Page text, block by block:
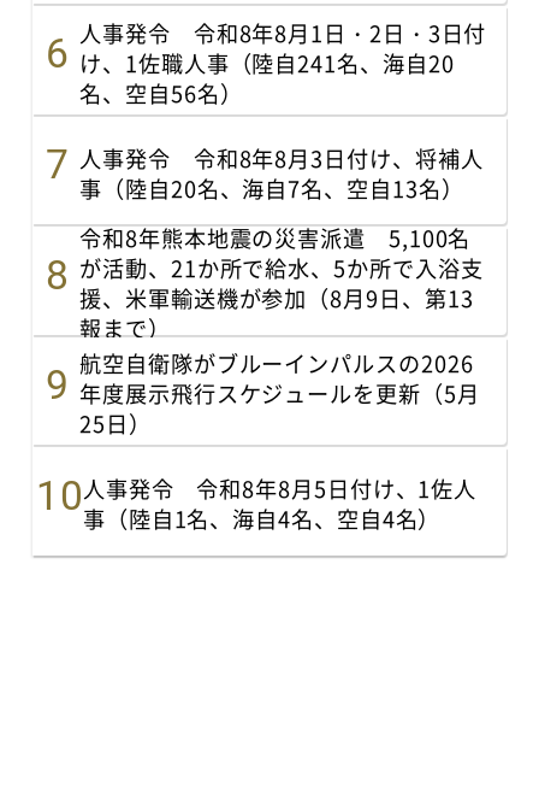
人事発令 令和8年8月1日・2日・3日付
け、1佐職人事（陸自241名、海自20
名、空自56名）
人事発令 令和8年8月3日付け、将補人
事（陸自20名、海自7名、空自13名）
令和8年熊本地震の災害派遣 5,100名
が活動、21か所で給水、5か所で入浴支
援、米軍輸送機が参加（8月9日、第13
報まで）
航空自衛隊がブルーインパルスの2026
年度展示飛行スケジュールを更新（5月
25日）
人事発令 令和8年8月5日付け、1佐人
事（陸自1名、海自4名、空自4名）